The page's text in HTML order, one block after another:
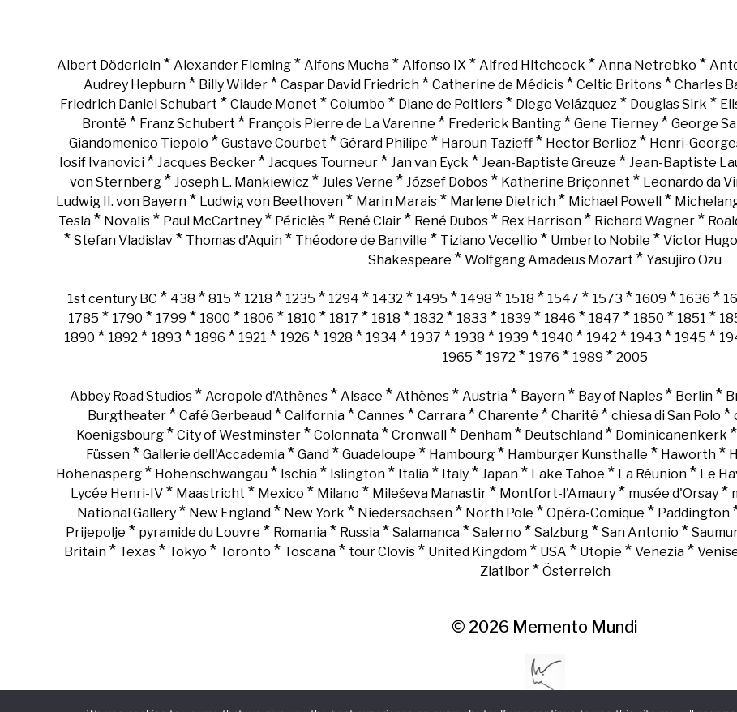
Albert Döderlein* Alexander Fleming* Alfons Mucha* Alfonso IX * Alfred Hitchcock * Anna Netrebko *
Audrey Hepburn* Billy Wilder* Caspar David Friedrich* Catherine de Médicis* Celtic Britons* Charles
Friedrich Daniel Schubart * Claude Monet * Columbo * Diane de Poitiers* Diego Velázquez * Douglas Sirk *
Brontë * Franz Schubert * François Pierre de La Varenne * Frederick Banting* Gene Tierney* George
Giandomenico Tiepolo * Gustave Courbet * Gérard Philipe * Haroun Tazieff* Hector Berlioz * Henri-
Iosif Ivanovici * Jacques Becker * Jacques Tourneur * Jan van Eyck * Jean-Baptiste Greuze * Jean-Baptiste
von Sternberg * Joseph L. Mankiewicz * Jules Verne * József Dobos * Katherine Briçonnet * Leonardo da
Ludwig II. von Bayern * Ludwig von Beethoven * Marin Marais * Marlene Dietrich * Michael Powell *
Tesla * Novalis * Paul McCartney * Périclès * René Clair * René Dubos * Rex Harrison * Richard Wagner *
* Stefan Vladislav * Thomas d'Aquin * Théodore de Banville * Tiziano Vecellio * Umberto Nobile * Victor Hugo
Shakespeare * Wolfgang Amadeus Mozart * Yasujiro Ozu
1st century BC * 438 * 815 * 1218 * 1235 * 1294 * 1432 * 1495 * 1498 * 1518 * 1547 * 1573 * 1609 * 1636 *
1785 * 1790 * 1799 * 1800 * 1806 * 1810 * 1817 * 1818 * 1832 * 1833 * 1839 * 1846 * 1847 * 1850 * 1851 *
1890 * 1892 * 1893 * 1896 * 1921 * 1926 * 1928 * 1934 * 1937 * 1938 * 1939 * 1940 * 1942 * 1943 * 1945 *
1965 * 1972 * 1976 * 1989 * 2005
Abbey Road Studios* Acropole d'Athènes* Alsace * Athènes* Austria* Bayern* Bay of Naples* Berlin*
Burgtheater* Café Gerbeaud* California* Cannes* Carrara* Charente * Charité * chiesa di San Polo *
Koenigsbourg * City of Westminster * Colonnata * Cronwall * Denham * Deutschland * Dominicanenkerk *
Füssen * Gallerie dell'Accademia * Gand * Guadeloupe * Hambourg * Hamburger Kunsthalle * Haworth *
Hohenasperg* Hohenschwangau* Ischia* Islington* Italia* Italy* Japan* Lake Tahoe * La Réunion* Le
Lycée Henri-IV * Maastricht * Mexico * Milano * Mileševa Manastir * Montfort-l'Amaury * musée d'Orsay *
National Gallery* New England* New York * Niedersachsen* North Pole * Opéra-Comique * Paddington
Prijepolje * pyramide du Louvre * Romania * Russia * Salamanca * Salerno * Salzburg * San Antonio *
Britain* Texas* Tokyo * Toronto * Toscana* tour Clovis* United Kingdom* USA * Utopie * Venezia*
Zlatibor* Österreich
© 2026 Memento Mundi